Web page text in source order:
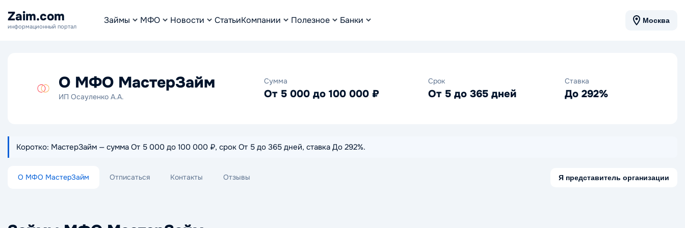
Zaim.com
информационный портал
Займы МФО Новости СтатьиКомпании Полезное Банки Москва
О МФО МастерЗайм
ИП Осауленко А.А.
Сумма
От 5 000 до 100 000 ₽
Срок
От 5 до 365 дней
Ставка
До 292%
Коротко: МастерЗайм — сумма От 5 000 до 100 000 ₽, срок От 5 до 365 дней, ставка До 292%.
О МФО МастерЗайм Отписаться Контакты Отзывы Я представитель организации